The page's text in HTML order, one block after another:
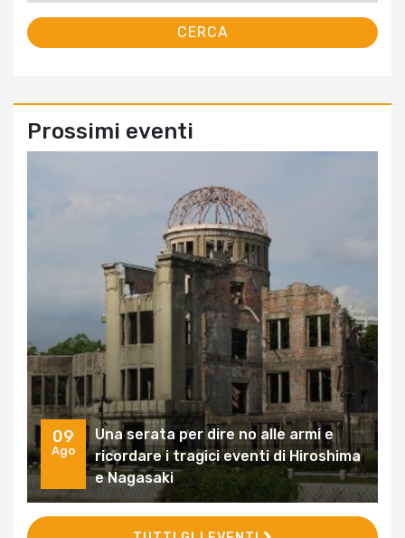
Prossimi eventi
09
Ago
Una serata per dire no alle armi e
ricordare i tragici eventi di Hiroshima
e Nagasaki